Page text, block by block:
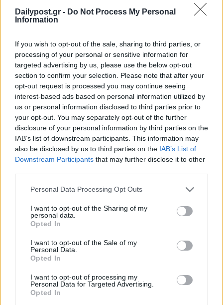
Dailypost.gr - Do Not Process My Personal
Information
If you wish to opt-out of the sale, sharing to third parties, or
processing of your personal or sensitive information for
targeted advertising by us, please use the below opt-out
section to confirm your selection. Please note that after your
opt-out request is processed you may continue seeing
interest-based ads based on personal information utilized by
us or personal information disclosed to third parties prior to
your opt-out. You may separately opt-out of the further
disclosure of your personal information by third parties on the
IAB’s list of downstream participants. This information may
also be disclosed by us to third parties on the IAB’s List of
Downstream Participants that may further disclose it to other
Personal Data Processing Opt Outs
I want to opt-out of the Sharing of my
personal data.
Opted In
I want to opt-out of the Sale of my
Personal Data.
Opted In
I want to opt-out of processing my
Personal Data for Targeted Advertising.
Opted In